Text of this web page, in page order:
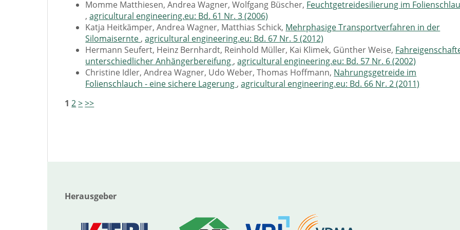
Momme Matthiesen, Andrea Wagner, Wolfgang Büscher, Feuchtgetreidesilierung im
,agricultural engineering.eu: Bd. 61 Nr. 3 (2006)
Katja Heitkämper, Andrea Wagner, Matthias Schick, Mehrphasige Transportverfahren in der
Silomaisernte ,agricultural engineering.eu: Bd. 67 Nr. 5 (2012)
Hermann Seufert, Heinz Bernhardt, Reinhold Müller, Kai Klimek, Günther Weise,
unterschiedlicher Anhängerbereifung ,agricultural engineering.eu: Bd. 57 Nr. 6 (2002)
Christine Idler, Andrea Wagner, Udo Weber, Thomas Hoffmann, Nahrungsgetreide im
Folienschlauch - eine sichere Lagerung ,agricultural engineering.eu: Bd. 66 Nr. 2 (2011)
1 2>>>
Herausgeber